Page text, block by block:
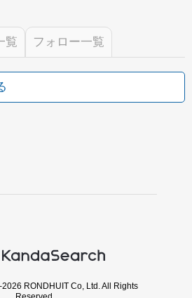
覧 フォロー一覧
RONDHUIT Co, Ltd. All Rights